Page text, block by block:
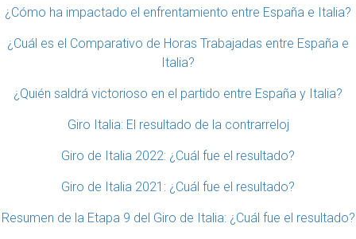
¿Cómo ha impactado el enfrentamiento entre España e Italia?
¿Cuál es el Comparativo de Horas Trabajadas entre España e
Italia?
¿Quién saldrá victorioso en el partido entre España y Italia?
Giro Italia: El resultado de la contrarreloj
Giro de Italia 2022: ¿Cuál fue el resultado?
Giro de Italia 2021: ¿Cuál fue el resultado?
Resumen de la Etapa 9 del Giro de Italia: ¿Cuál fue el resultado?